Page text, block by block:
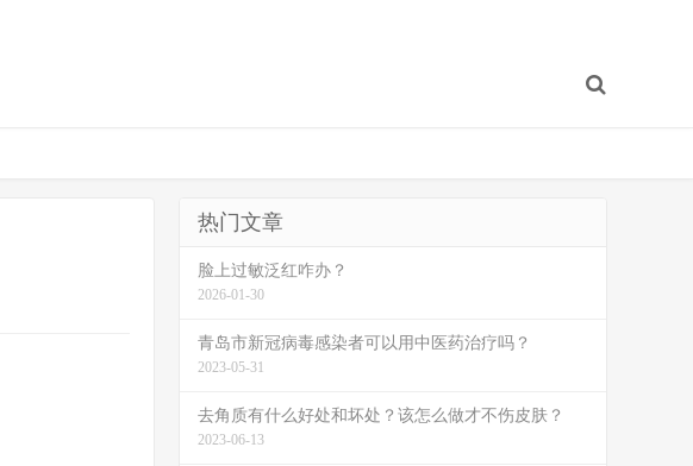
热门文章
脸上过敏泛红咋办？
2026-01-30
青岛市新冠病毒感染者可以用中医药治疗吗？
2023-05-31
去角质有什么好处和坏处？该怎么做才不伤皮肤？
2023-06-13